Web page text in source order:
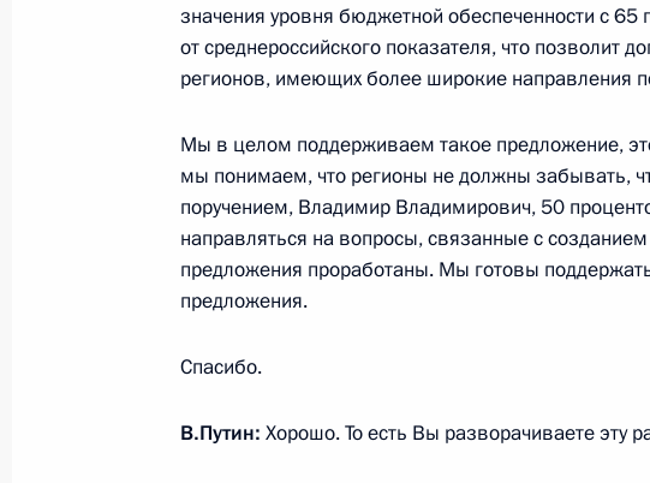
1 марта 2025 года, суббота
Владимир Путин поговорил по телефону с
28 февраля 2025 года, пятница
4 марта Владимир Путин встретится с
Мьянмы Мин Аун Хлайном
значения уровня бюджетной обеспеченности с 65
от среднероссийского показателя, что позволит
регионов, имеющих более широкие направления
Мы в целом поддерживаем такое предложение,
мы понимаем, что регионы не должны забывать,
поручением, Владимир Владимирович, 50
направляться на вопросы, связанные с
предложения проработаны. Мы готовы
предложения.
Спасибо.
В.Путин: Хорошо. То есть Вы разворачиваете эту